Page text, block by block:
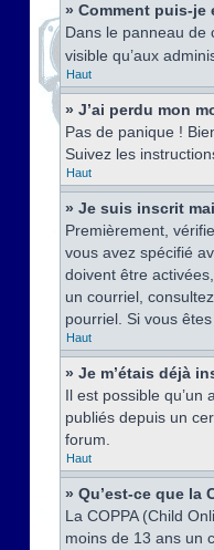
» Comment puis-je
Dans le panneau de
visible qu’aux
Haut
» J’ai perdu mon
Pas de panique !
Suivez les
Haut
» Je suis inscrit
Premièrement,
vous avez spécifié
doivent être
un courriel,
pourriel. Si vous
Haut
» Je m’étais déjà
Il est possible
publiés depuis un
forum.
Haut
» Qu’est-ce que la
La COPPA (Child
moins de 13 ans un